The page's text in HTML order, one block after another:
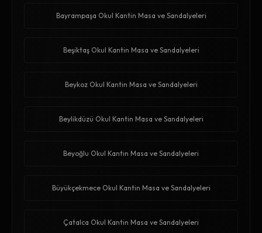
Bayrampaşa Okul Kantin Masa ve Sandalyeleri
Beşiktaş Okul Kantin Masa ve Sandalyeleri
Beykoz Okul Kantin Masa ve Sandalyeleri
Beylikdüzü Okul Kantin Masa ve Sandalyeleri
Beyoğlu Okul Kantin Masa ve Sandalyeleri
Büyükçekmece Okul Kantin Masa ve Sandalyeleri
Çatalca Okul Kantin Masa ve Sandalyeleri